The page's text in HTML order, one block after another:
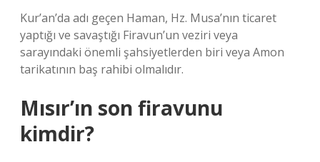
Kur’an’da adı geçen Haman, Hz. Musa’nın ticaret
yaptığı ve savaştığı Firavun’un veziri veya
sarayındaki önemli şahsiyetlerden biri veya Amon
tarikatının baş rahibi olmalıdır.
Mısır’ın son firavunu
kimdir?